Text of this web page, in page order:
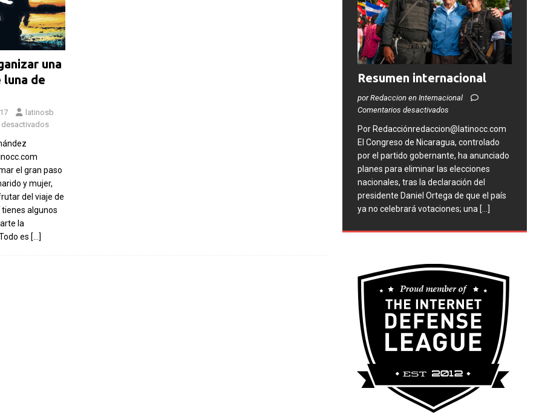
una
de
latinosb
desactivados
el gran paso
y mujer,
del viaje de
algunos
la
es […]
Resumen internacional
por Redaccion en Internacional
Comentarios desactivados
Por Redacciónredaccion@latinocc.com
El Congreso de Nicaragua, controlado
por el partido gobernante, ha anunciado
planes para eliminar las elecciones
nacionales, tras la declaración del
presidente Daniel Ortega de que el país
ya no celebrará votaciones; una [...]